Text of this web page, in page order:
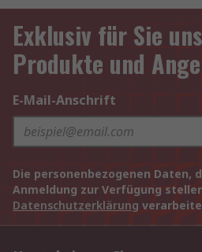
Exklusiv für Sie
Produkte und
E-Mail-Anschrift
Die personenbezogenen Daten,
Anmeldung zur Verfügung
Datenschutzerklärung